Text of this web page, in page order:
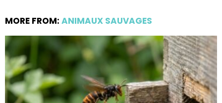
MORE FROM: ANIMAUX SAUVAGES